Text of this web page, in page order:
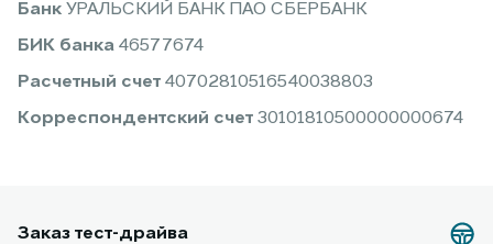
Банк УРАЛЬСКИЙ БАНК ПАО СБЕРБАНК
БИК банка 46577674
Расчетный счет 40702810516540038803
Корреспондентский счет 30101810500000000674
Заказ тест-драйва